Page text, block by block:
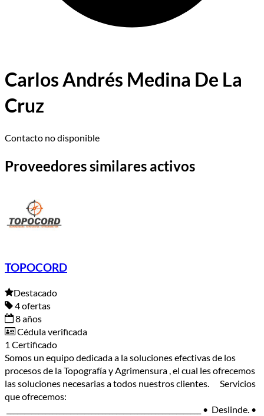
Carlos Andrés Medina De La
Cruz
Contacto no disponible
Proveedores similares activos
TOPOCORD
Destacado
4 ofertas
8 años
Cédula verificada
1 Certificado
Somos un equipo dedicada a la soluciones efectivas de los
procesos de la Topografía y Agrimensura , el cual les ofrecemos
las soluciones necesarias a todos nuestros clientes. Servicios
que ofrecemos:
_______________________________________________________ • Deslinde. •